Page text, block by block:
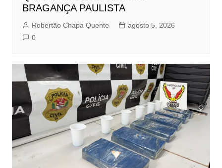
BRAGANÇA PAULISTA
Robertão Chapa Quente
agosto 5, 2026
0